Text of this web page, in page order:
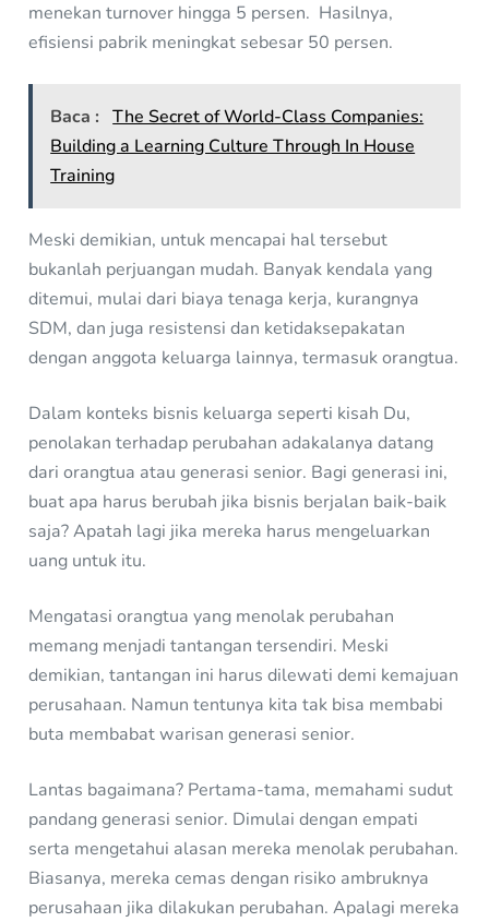
menekan turnover hingga 5 persen. Hasilnya,
efisiensi pabrik meningkat sebesar 50 persen.
Baca : The Secret of World-Class Companies:
Building a Learning Culture Through In House
Training
Meski demikian, untuk mencapai hal tersebut
bukanlah perjuangan mudah. Banyak kendala yang
ditemui, mulai dari biaya tenaga kerja, kurangnya
SDM, dan juga resistensi dan ketidaksepakatan
dengan anggota keluarga lainnya, termasuk orangtua.
Dalam konteks bisnis keluarga seperti kisah Du,
penolakan terhadap perubahan adakalanya datang
dari orangtua atau generasi senior. Bagi generasi ini,
buat apa harus berubah jika bisnis berjalan baik-baik
saja? Apatah lagi jika mereka harus mengeluarkan
uang untuk itu.
Mengatasi orangtua yang menolak perubahan
memang menjadi tantangan tersendiri. Meski
demikian, tantangan ini harus dilewati demi kemajuan
perusahaan. Namun tentunya kita tak bisa membabi
buta membabat warisan generasi senior.
Lantas bagaimana? Pertama-tama, memahami sudut
pandang generasi senior. Dimulai dengan empati
serta mengetahui alasan mereka menolak perubahan.
Biasanya, mereka cemas dengan risiko ambruknya
perusahaan jika dilakukan perubahan. Apalagi mereka